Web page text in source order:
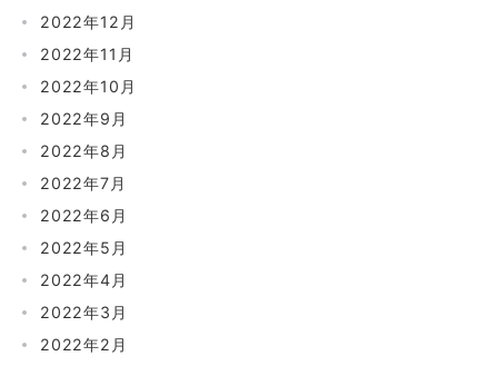
2022年12月
2022年11月
2022年10月
2022年9月
2022年8月
2022年7月
2022年6月
2022年5月
2022年4月
2022年3月
2022年2月